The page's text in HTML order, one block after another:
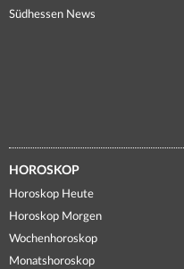
Südhessen News
HOROSKOP
Horoskop Heute
Horoskop Morgen
Wochenhoroskop
Monatshoroskop